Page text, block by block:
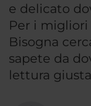
e delicato
Per i migliori
Bisogna
sapete da
lettura